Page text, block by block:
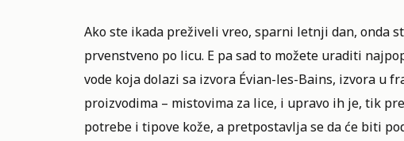
Ako ste ikada preživeli vreo, sparni letnji dan, onda
prvenstveno po licu. E pa sad to možete uraditi
vode koja dolazi sa izvora Évian-les-Bains, izvora u
proizvodima – mistovima za lice, i upravo ih je, tik
potrebe i tipove kože, a pretpostavlja se da će biti